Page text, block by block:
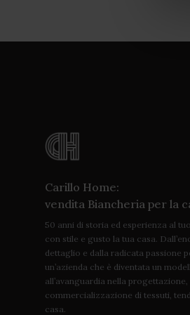
Carillo Home:
vendita Biancheria per la
50 anni di storia ed esperienza al
con stile e gusto la tua casa.
dettaglio e dalla radicata passione
un’azienda che è diventata un
all’avanguardia nella
commercializzazione di tessuti,
casa.